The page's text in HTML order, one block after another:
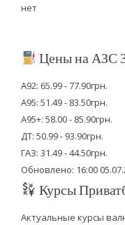
нет
Цены на АЗС
А92: 65.99 - 77.90грн.
А95: 51.49 - 83.50грн.
А95+: 58.00 - 85.90грн.
ДТ: 50.99 - 93.90грн.
ГАЗ: 31.49 - 44.50грн.
Обновлено: 16:00
Курсы
Актуальные курсы